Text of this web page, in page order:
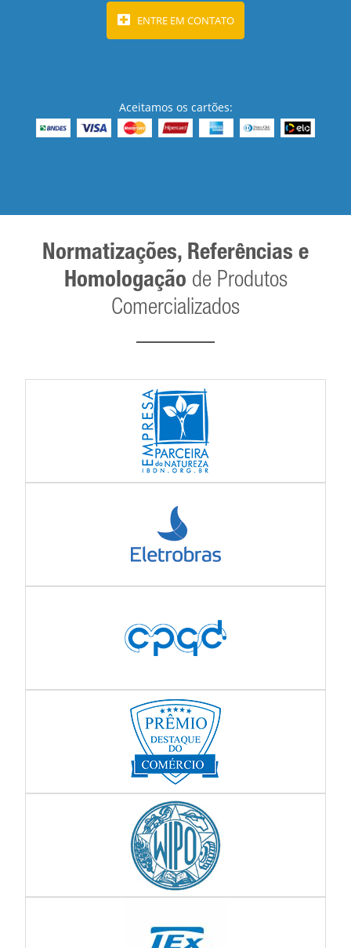
ENTRE EM CONTATO
Aceitamos os cartões:
Normatizações, Referências e
Homologação de Produtos
Comercializados